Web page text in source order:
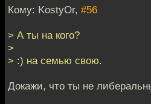
Кому: KostyOr, #56
> А ты на кого?
>
> :) на семью свою.
Докажи, что ты не